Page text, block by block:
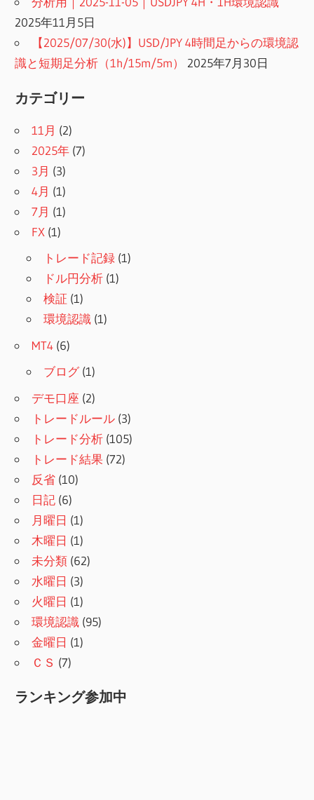
2025年11月5日
【2025/07/30(水)】USD/JPY 4時間足からの環境認
識と短期足分析（1h/15m/5m）
2025年7月30日
カテゴリー
11月 (2)
2025年 (7)
3月 (3)
4月 (1)
7月 (1)
FX (1)
トレード記録 (1)
ドル円分析 (1)
検証 (1)
環境認識 (1)
MT4 (6)
ブログ(1)
デモ口座 (2)
トレードルール (3)
トレード分析 (105)
トレード結果 (72)
反省 (10)
日記 (6)
月曜日 (1)
木曜日 (1)
未分類 (62)
水曜日 (3)
火曜日 (1)
環境認識 (95)
金曜日 (1)
ＣＳ (7)
ランキング参加中